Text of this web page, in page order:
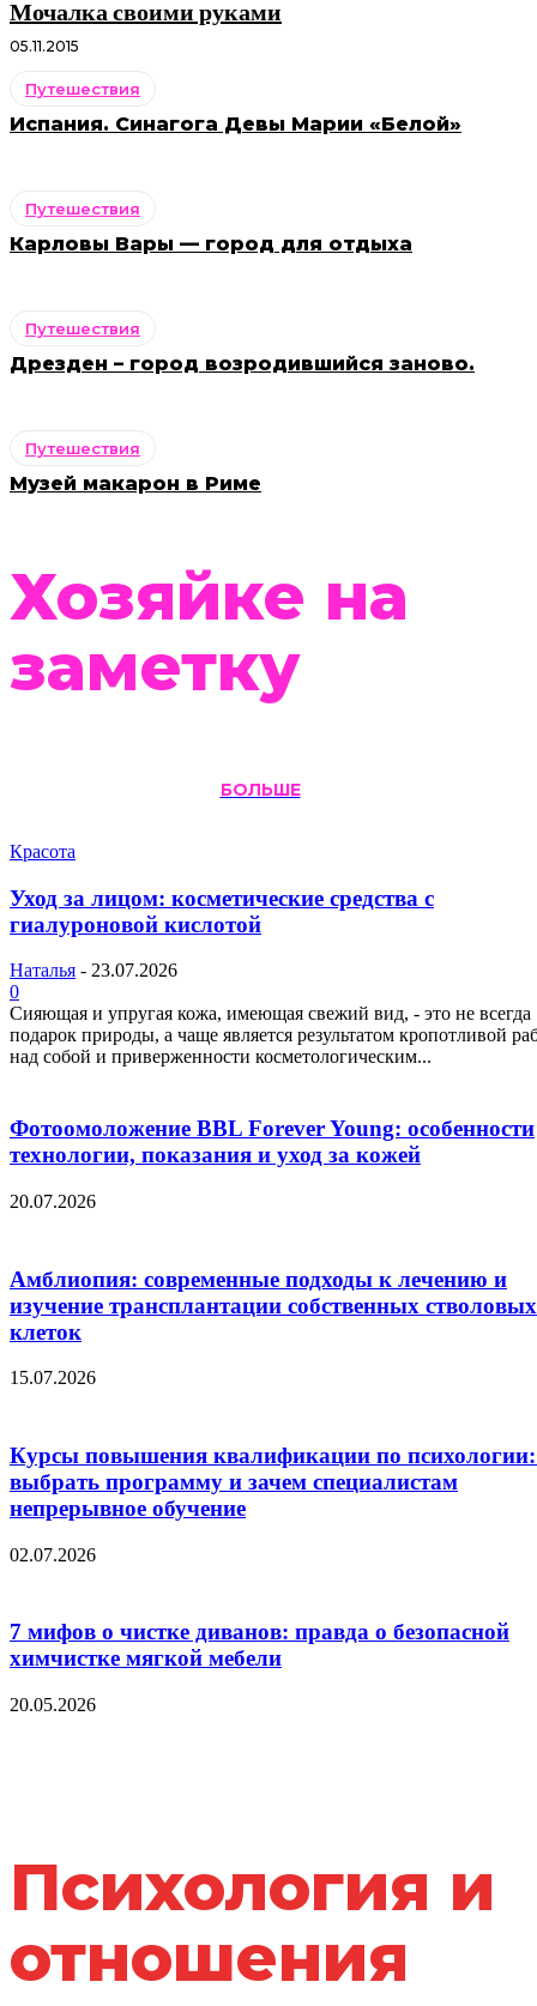
Мочалка своими руками
05.11.2015
Путешествия
Испания. Синагога Девы Марии «Белой»
Путешествия
Карловы Вары — город для отдыха
Путешествия
Дрезден – город возродившийся заново.
Путешествия
Музей макарон в Риме
Хозяйке на
заметку
БОЛЬШЕ
Красота
Уход за лицом: косметические средства с
гиалуроновой кислотой
Наталья - 23.07.2026
0
Сияющая и упругая кожа, имеющая свежий вид, - это не всегда
подарок природы, а чаще является результатом кропотливой
над собой и приверженности косметологическим...
Фотоомоложение BBL Forever Young: особенности
технологии, показания и уход за кожей
20.07.2026
Амблиопия: современные подходы к лечению и
изучение трансплантации собственных стволовых
клеток
15.07.2026
Курсы повышения квалификации по
выбрать программу и зачем специалистам
непрерывное обучение
02.07.2026
7 мифов о чистке диванов: правда о безопасной
химчистке мягкой мебели
20.05.2026
Психология и
отношения